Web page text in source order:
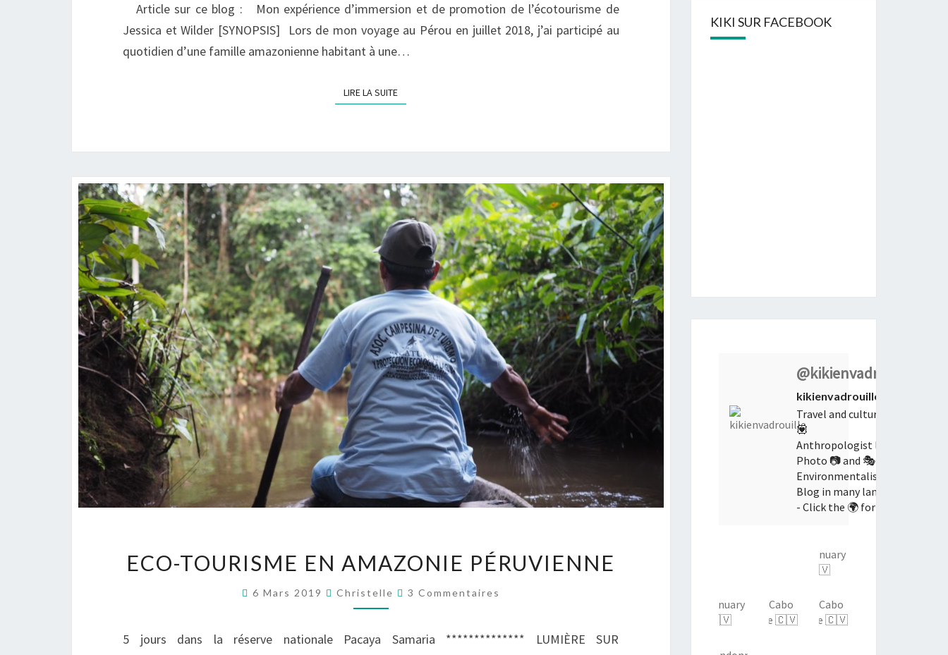
Article sur ce blog : Mon expérience d’immersion et de promotion de l’écotourisme de
Jessica et Wilder [SYNOPSIS] Lors de mon voyage au Pérou en juillet 2018, j’ai participé au
quotidien d’une famille amazonienne habitant à une…
LIRE LA SUITELIRE LA SUITE
TOURISME
AMAZONIE
ECO-TOURISME EN AMAZONIE PÉRUVIENNE
6 Mars 2019 Christelle Commentaires
3 Commentaires
5 jours dans la réserve nationale Pacaya Samaria ************** LUMIÈRE SUR
KIKI SUR FACEBOOK
@kikienvadrouille
kikienvadrouille
Travel and culture lover
💟
Anthropologist learner
Photo 📷 and 🎭 addict
Environmentalist 🌱
Blog in many languages
- Click the 🌍 for yours